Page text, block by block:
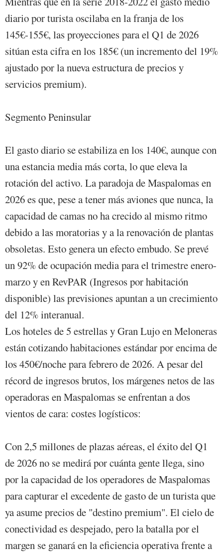
diario por turista oscilaba en la franja de los
145€-155€, las proyecciones para el Q1 de 2026
sitúan esta cifra en los 185€ (un incremento del 19%
ajustado por la nueva estructura de precios y
servicios premium).
Segmento Peninsular
El gasto diario se estabiliza en los 140€, aunque con
una estancia media más corta, lo que eleva la
rotación del activo. La paradoja de Maspalomas en
2026 es que, pese a tener más aviones que nunca, la
capacidad de camas no ha crecido al mismo ritmo
debido a las moratorias y a la renovación de plantas
obsoletas. Esto genera un efecto embudo. Se prevé
un 92% de ocupación media para el trimestre enero-
marzo y en RevPAR (Ingresos por habitación
disponible) las previsiones apuntan a un crecimiento
del 12% interanual.
Los hoteles de 5 estrellas y Gran Lujo en Meloneras
están cotizando habitaciones estándar por encima de
los 450€/noche para febrero de 2026. A pesar del
récord de ingresos brutos, los márgenes netos de las
operadoras en Maspalomas se enfrentan a dos
vientos de cara: costes logísticos:
Con 2,5 millones de plazas aéreas, el éxito del Q1
de 2026 no se medirá por cuánta gente llega, sino
por la capacidad de los operadores de Maspalomas
para capturar el excedente de gasto de un turista que
ya asume precios de "destino premium". El cielo de
conectividad es despejado, pero la batalla por el
margen se ganará en la eficiencia operativa frente a